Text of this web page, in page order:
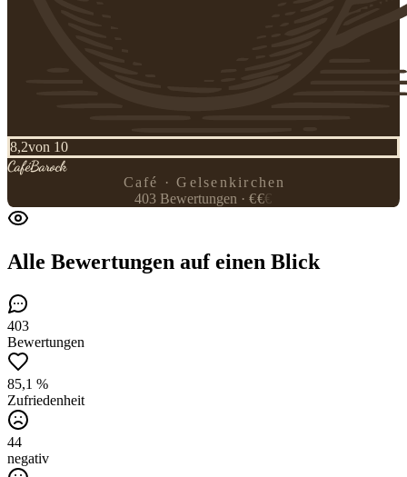
8,2von 10
CaféBarock
Café · Gelsenkirchen
403 Bewertungen ·€€€
Alle Bewertungen auf einen Blick
403
Bewertungen
85,1 %
Zufriedenheit
44
negativ